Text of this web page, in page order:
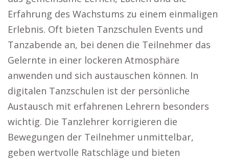
Erfahrung des Wachstums zu einem einmaligen
Erlebnis. Oft bieten Tanzschulen Events und
Tanzabende an, bei denen die Teilnehmer das
Gelernte in einer lockeren Atmosphäre
anwenden und sich austauschen können. In
digitalen Tanzschulen ist der persönliche
Austausch mit erfahrenen Lehrern besonders
wichtig. Die Tanzlehrer korrigieren die
Bewegungen der Teilnehmer unmittelbar,
geben wertvolle Ratschläge und bieten